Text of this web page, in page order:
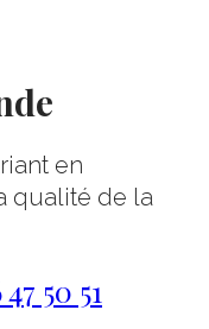
en
qualité de la
50 51